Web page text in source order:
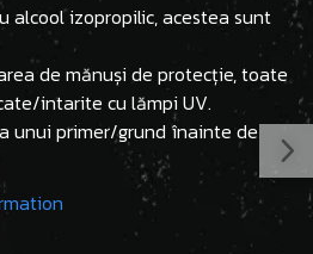
alcool izopropilic, acestea sunt
de mănuși de protecție, toate
intarite cu lămpi UV.
unui primer/grund înainte de